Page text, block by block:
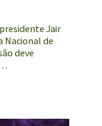
Jair
Nacional de
deve